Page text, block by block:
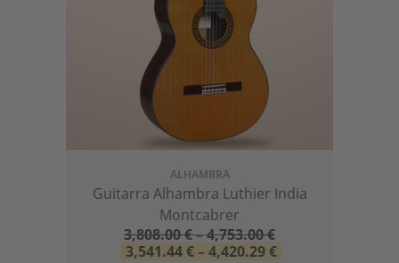
ALHAMBRA
Guitarra Alhambra Luthier India
Montcabrer
3,808.00€–4,753.00€
3,541.44€ – 4,420.29€